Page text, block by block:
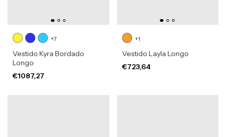
+7
Vestido Kyra Bordado
Longo
€1087,27
+1
Vestido Layla Longo
€723,64